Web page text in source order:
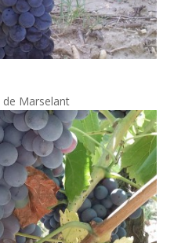
de Marselant